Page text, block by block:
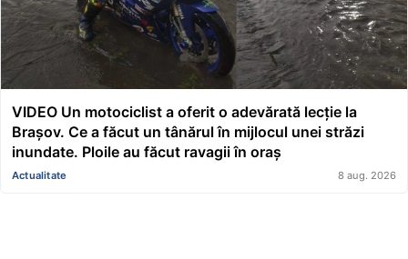
VIDEO Un motociclist a oferit o adevărată lecție la
Brașov. Ce a făcut un tânărul în mijlocul unei străzi
inundate. Ploile au făcut ravagii în oraș
Actualitate 8 aug. 2026